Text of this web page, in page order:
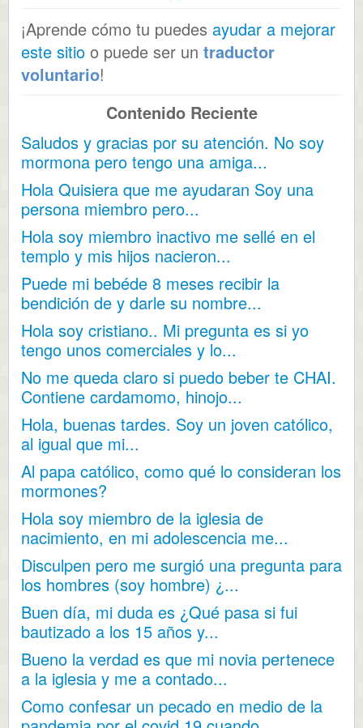
¡Aprende cómo tu puedes ayudar a mejorar
este sitio o puede ser un traductor
voluntario!
Contenido Reciente
Saludos y gracias por su atención. No soy
mormona pero tengo una amiga...
Hola Quisiera que me ayudaran Soy una
persona miembro pero...
Hola soy miembro inactivo me sellé en el
templo y mis hijos nacieron...
Puede mi bebéde 8 meses recibir la
bendición de y darle su nombre...
Hola soy cristiano.. Mi pregunta es si yo
tengo unos comerciales y lo...
No me queda claro si puedo beber te CHAI.
Contiene cardamomo, hinojo...
Hola, buenas tardes. Soy un joven católico,
al igual que mi...
Al papa católico, como qué lo consideran los
mormones?
Hola soy miembro de la iglesia de
nacimiento, en mi adolescencia me...
Disculpen pero me surgió una pregunta para
los hombres (soy hombre) ¿...
Buen día, mi duda es ¿Qué pasa si fui
bautizado a los 15 años y...
Bueno la verdad es que mi novia pertenece
a la iglesia y me a contado...
Como confesar un pecado en medio de la